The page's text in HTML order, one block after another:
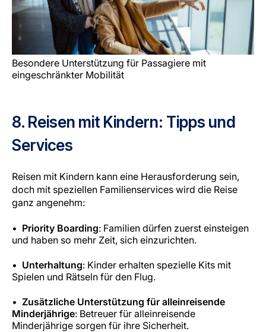
Besondere Unterstützung für Passagiere mit
eingeschränkter Mobilität
8. Reisen mit Kindern: Tipps und
Services
Reisen mit Kindern kann eine Herausforderung sein,
doch mit speziellen Familienservices wird die Reise
ganz angenehm:
Priority Boarding: Familien dürfen zuerst einsteigen
und haben so mehr Zeit, sich einzurichten.
Unterhaltung: Kinder erhalten spezielle Kits mit
Spielen und Rätseln für den Flug.
Zusätzliche Unterstützung für alleinreisende
Minderjährige: Betreuer für alleinreisende
Minderjährige sorgen für ihre Sicherheit.